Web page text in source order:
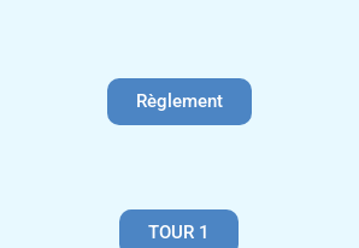
Règlement
TOUR 1